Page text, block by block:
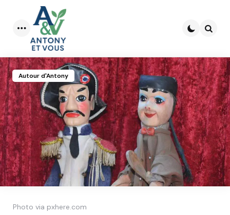
Menu
Autour d'Antony
Photo via pxhere.com